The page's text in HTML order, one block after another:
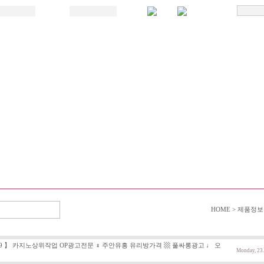
HOME > 제품정
】 카지노상위작업 OP광고전문 ♀ 주안유흥 유리방가격 ▩ 풀싸롱광고 ♩ 오
Monday,